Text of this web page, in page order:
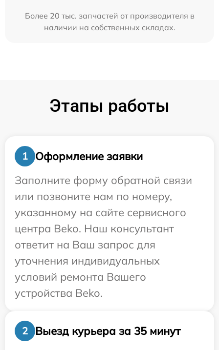
Более 20 тыс. запчастей от производителя в
наличии на собственных складах.
Этапы работы
1
Оформление заявки
Заполните форму обратной связи
или позвоните нам по номеру,
указанному на сайте сервисного
центра Beko. Наш консультант
ответит на Ваш запрос для
уточнения индивидуальных
условий ремонта Вашего
устройства Beko.
2
Выезд курьера за 35 минут